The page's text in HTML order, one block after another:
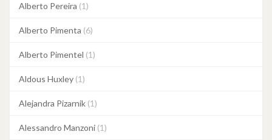
Alberto Pereira (1)
Alberto Pimenta (6)
Alberto Pimentel (1)
Aldous Huxley (1)
Alejandra Pizarnik (1)
Alessandro Manzoni (1)